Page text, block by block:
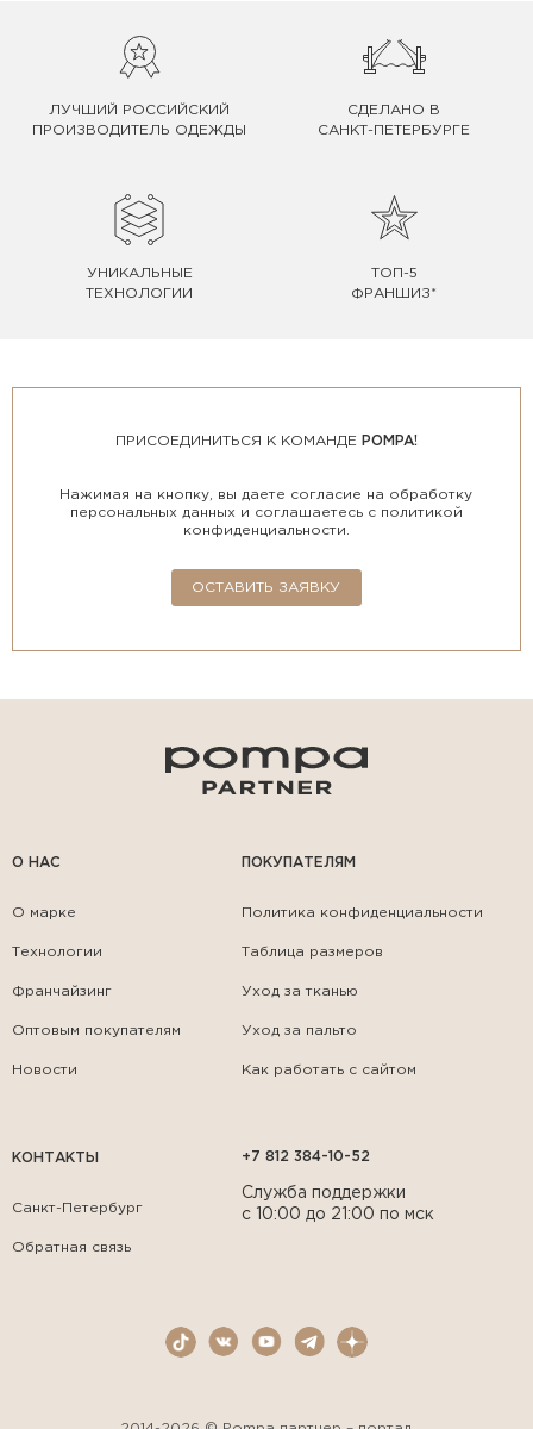
ЛУЧШИЙ РОССИЙСКИЙ
ПРОИЗВОДИТЕЛЬ ОДЕЖДЫ
СДЕЛАНО В
САНКТ-ПЕТЕРБУРГЕ
УНИКАЛЬНЫЕ
ТЕХНОЛОГИИ
ТОП-5
ФРАНШИЗ*
О НАС
О марке
Технологии
Франчайзинг
Оптовым покупателям
Новости
ПОКУПАТЕЛЯМ
Политика конфиденциальности
Таблица размеров
Уход за тканью
Уход за пальто
Как работать с сайтом
КОНТАКТЫ
Санкт-Петербург
Обратная связь
ПРИСОЕДИНИТЬСЯ К КОМАНДЕ POMPA!
Нажимая на кнопку, вы даете согласие на обработку
персональных данных и соглашаетесь с политикой
конфиденциальности.
ОСТАВИТЬ ЗАЯВКУ
+7 812 384-10-52
Служба поддержки
с 10:00 до 21:00 по мск